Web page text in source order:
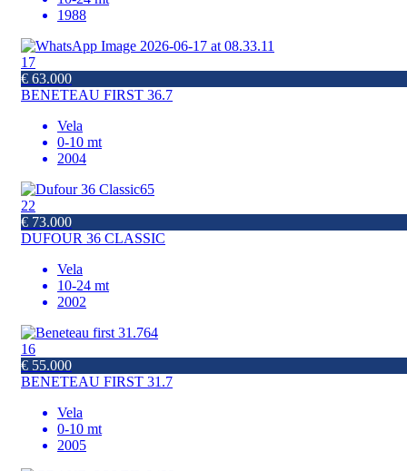
1988
17
€ 63.000
BENETEAU FIRST 36.7
Vela
0-10 mt
2004
22
€ 73.000
DUFOUR 36 CLASSIC
Vela
10-24 mt
2002
16
€ 55.000
BENETEAU FIRST 31.7
Vela
0-10 mt
2005